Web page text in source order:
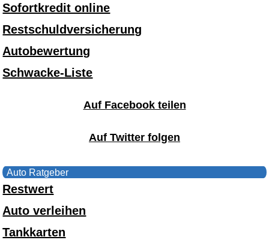
Sofortkredit online
Restschuldversicherung
Autobewertung
Schwacke-Liste
Auf Facebook teilen
Auf Twitter folgen
Auto Ratgeber
Restwert
Auto verleihen
Tankkarten